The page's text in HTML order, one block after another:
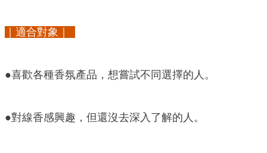
｜適合對象｜
●喜歡各種香氛產品，想嘗試不同選擇的人。
●對線香感興趣，但還沒去深入了解的人。